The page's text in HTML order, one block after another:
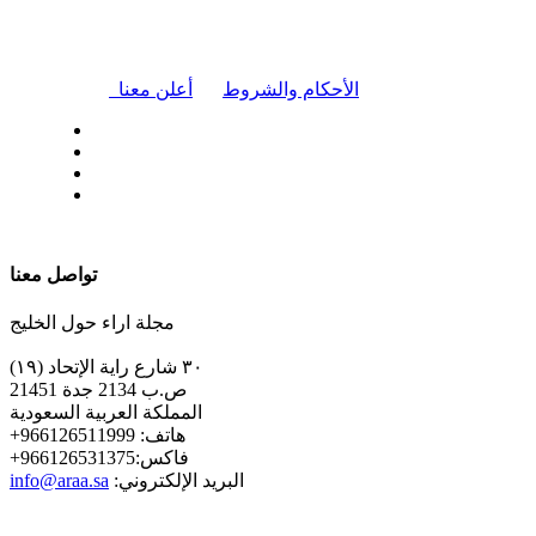
أعلن معنا الأحكام والشروط
تواصل معنا
مجلة اراء حول الخليج
٣٠ شارع راية الإتحاد (١٩)
ص.ب 2134 جدة 21451
المملكة العربية السعودية
+هاتف: 966126511999
+فاكس:966126531375
info@araa.sa :البريد الإلكتروني